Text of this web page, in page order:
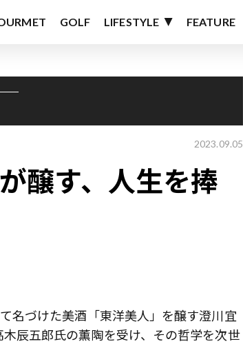
GOLF LIFESTYLE FEATURE
2023.09.05
醸す、人生を捧
名づけた美酒「東洋美人」を醸す澄川宜
辰五郎氏の薫陶を受け、その哲学を次世